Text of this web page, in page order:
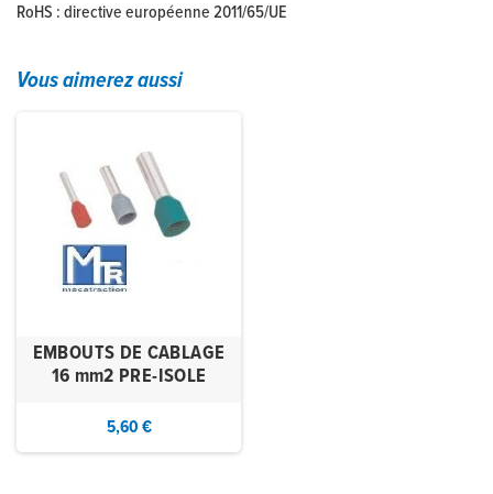
RoHS : directive européenne 2011/65/UE
Vous aimerez aussi
EMBOUTS DE CABLAGE
16 mm2 PRE-ISOLE
5,60 €